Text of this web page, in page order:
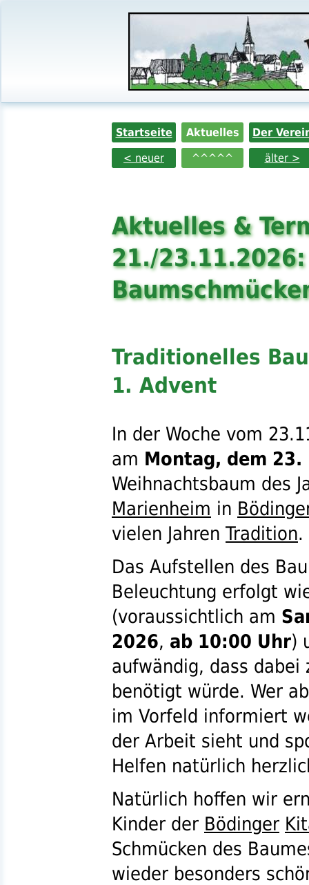
Startseite Aktuelles
Der
< neuer
^^^^^ älter >
Aktuelles &
21./23.11.2026:
Traditionelles
1. Advent
In der Woche vom
am Montag, dem
Weihnachtsbaum des
Marienheim in
vielen Jahren Tradition.
Das Aufstellen des
Beleuchtung erfolgt
(voraussichtlich am
2026, ab 10:00 Uhr)
aufwändig, dass
benötigt würde. Wer
im Vorfeld informiert
der Arbeit sieht und
Helfen natürlich
Natürlich hoffen wir
Kinder der Bödinger
Schmücken des
wieder besonders